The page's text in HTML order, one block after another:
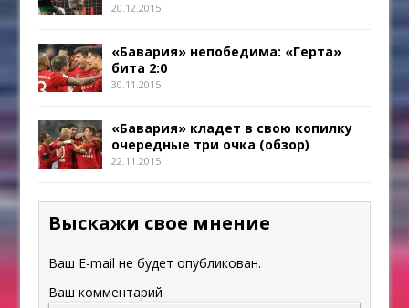
20.12.2015
«Бавария» непобедима: «Герта»
бита 2:0
30.11.2015
«Бавария» кладет в свою копилку
очередные три очка (обзор)
22.11.2015
Выскажи свое мнение
Ваш E-mail не будет опубликован.
Ваш комментарий